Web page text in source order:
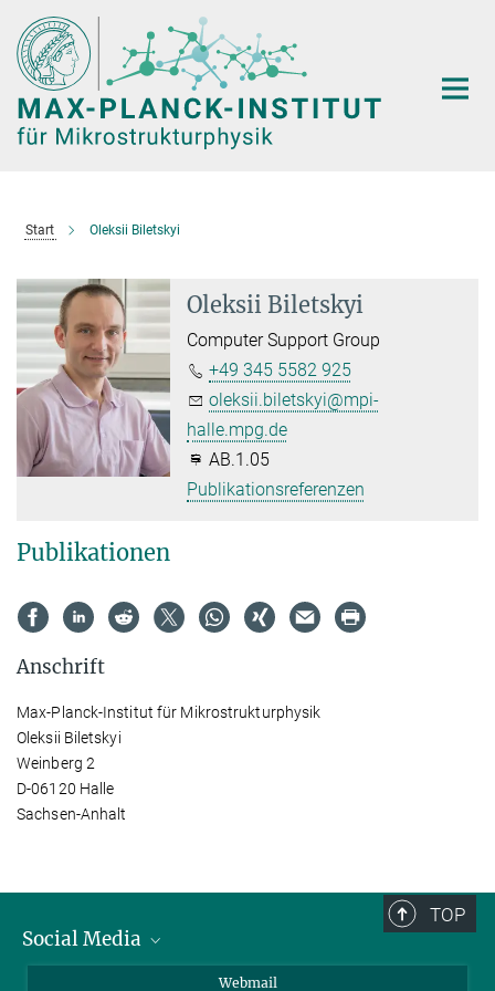
Hauptinhalt
Start Oleksii Biletskyi
Oleksii Biletskyi
Computer Support Group
+49 345 5582 925
oleksii.biletskyi@mpi-
halle.mpg.de
AB.1.05
Publikationsreferenzen
Publikationen
Anschrift
Max-Planck-Institut für Mikrostrukturphysik
Oleksii Biletskyi
Weinberg 2
D-06120 Halle
Sachsen-Anhalt
TOP
Social Media
Webmail